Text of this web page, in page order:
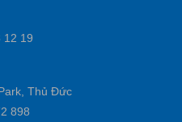
12 19
Thủ Đức
898